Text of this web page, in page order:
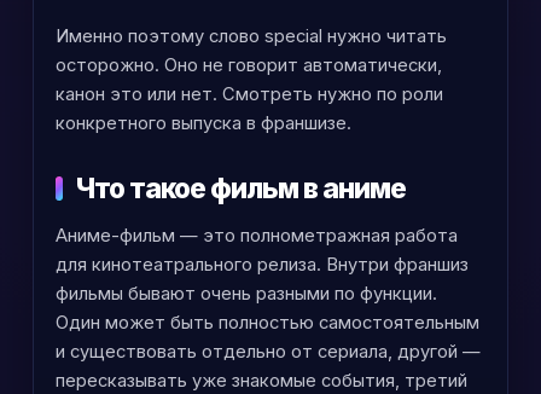
Именно поэтому слово special нужно читать
осторожно. Оно не говорит автоматически,
канон это или нет. Смотреть нужно по роли
конкретного выпуска в франшизе.
Что такое фильм в аниме
Аниме-фильм — это полнометражная работа
для кинотеатрального релиза. Внутри франшиз
фильмы бывают очень разными по функции.
Один может быть полностью самостоятельным
и существовать отдельно от сериала, другой —
пересказывать уже знакомые события, третий